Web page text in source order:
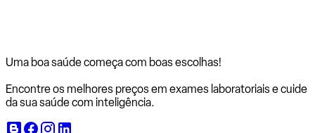
Uma boa saúde começa com boas escolhas!
Encontre os melhores preços em exames laboratoriais e cuide
da sua saúde com inteligência.